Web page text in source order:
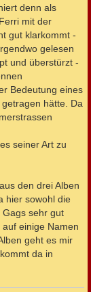
denn als
mit der
gut klarkommt -
gelesen
und überstürzt -
Bedeutung eines
hätte. Da
seiner Art zu
den drei Alben
hier sowohl die
Gags sehr gut
einige Namen
geht es mir
da in